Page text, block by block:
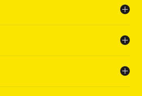
（転職支援）